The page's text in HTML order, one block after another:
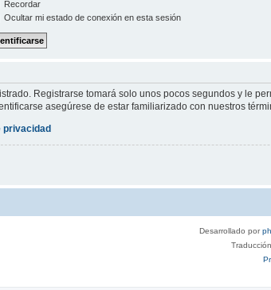
Recordar
Ocultar mi estado de conexión en esta sesión
Registrarse tomará solo unos pocos segundos y le
asegúrese de estar familiarizado con nuestros
privacidad
Desarrollado por